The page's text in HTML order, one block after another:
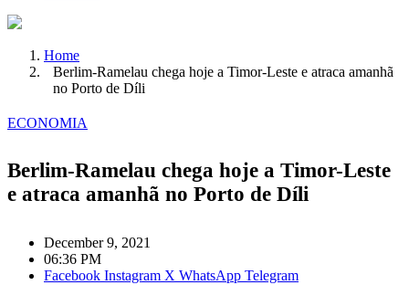
Home
Berlim-Ramelau chega hoje a Timor-Leste e atraca amanhã
no Porto de Díli
ECONOMIA
Berlim-Ramelau chega hoje a Timor-Leste
e atraca amanhã no Porto de Díli
December 9, 2021
06:36 PM
Facebook Instagram X WhatsApp Telegram